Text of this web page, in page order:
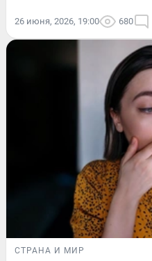
26 июня, 2026, 19:00 680
СТРАНА И МИР